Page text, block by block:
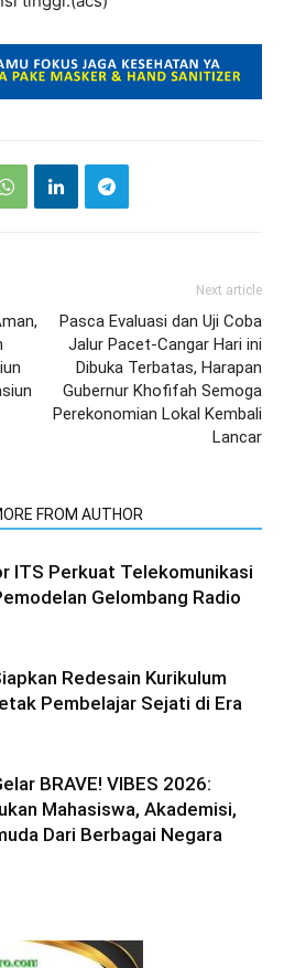
Next article
Pasca Evaluasi dan Uji Coba
Jalur Pacet-Cangar Hari ini
Dibuka Terbatas, Harapan
Gubernur Khofifah Semoga
Perekonomian Lokal Kembali
Lancar
FROM AUTHOR
ITS Perkuat Telekomunikasi
Gelombang Radio
Redesain Kurikulum
Pembelajar Sejati di Era
BRAVE! VIBES 2026:
Mahasiswa, Akademisi,
Dari Berbagai Negara